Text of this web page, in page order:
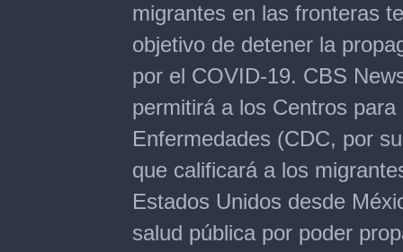
migrantes en las fronteras
objetivo de detener la
por el COVID-19. CBS
permitirá a los Centros
Enfermedades (CDC, por
que calificará a los
Estados Unidos desde
salud pública por poder